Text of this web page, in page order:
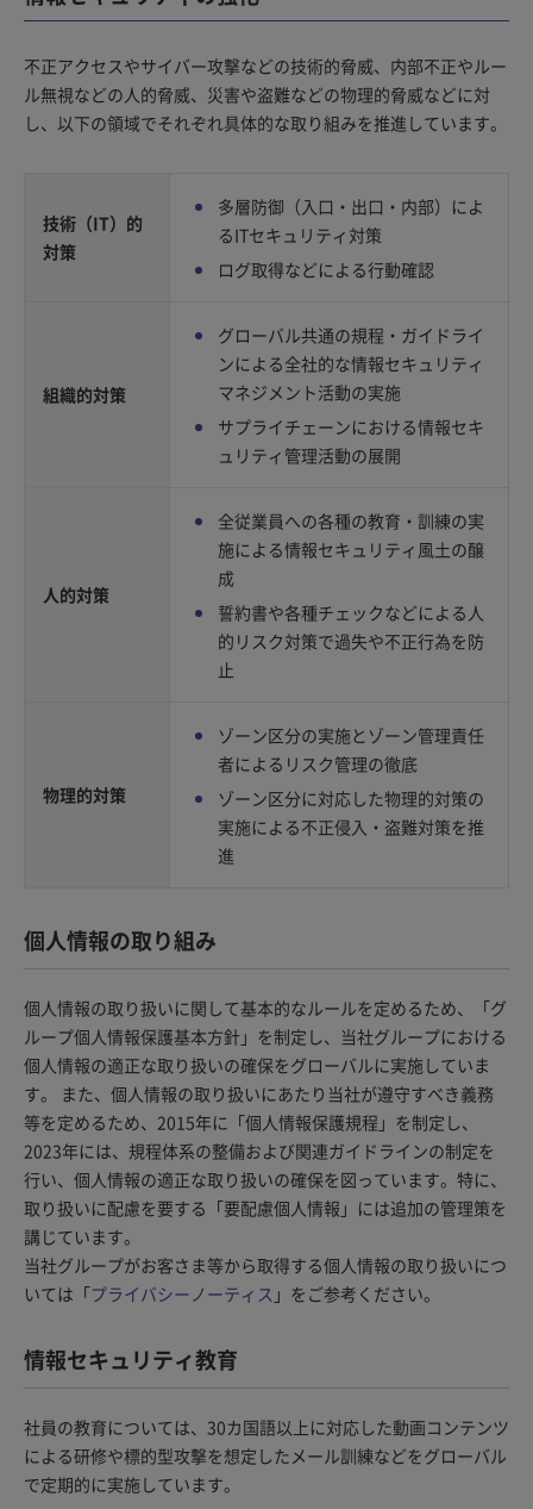
不正アクセスやサイバー攻撃などの技術的脅威、内部不正やルー
ル無視などの人的脅威、災害や盗難などの物理的脅威などに対
し、以下の領域でそれぞれ具体的な取り組みを推進しています。
技術（IT）的
対策
多層防御（入口・出口・内部）によ
るITセキュリティ対策
ログ取得などによる行動確認
組織的対策
グローバル共通の規程・ガイドライ
ンによる全社的な情報セキュリティ
マネジメント活動の実施
サプライチェーンにおける情報セキ
ュリティ管理活動の展開
人的対策
全従業員への各種の教育・訓練の実
施による情報セキュリティ風土の醸
成
誓約書や各種チェックなどによる人
的リスク対策で過失や不正行為を防
止
物理的対策
ゾーン区分の実施とゾーン管理責任
者によるリスク管理の徹底
ゾーン区分に対応した物理的対策の
実施による不正侵入・盗難対策を推
進
個人情報の取り組み
個人情報の取り扱いに関して基本的なルールを定めるため、「グ
ループ個人情報保護基本方針」を制定し、当社グループにおける
個人情報の適正な取り扱いの確保をグローバルに実施していま
す。 また、個人情報の取り扱いにあたり当社が遵守すべき義務
等を定めるため、2015年に「個人情報保護規程」を制定し、
2023年には、規程体系の整備および関連ガイドラインの制定を
行い、個人情報の適正な取り扱いの確保を図っています。特に、
取り扱いに配慮を要する「要配慮個人情報」には追加の管理策を
講じています。
当社グループがお客さま等から取得する個人情報の取り扱いにつ
いては「プライバシーノーティス 」をご参考ください。
情報セキュリティ教育
社員の教育については、30カ国語以上に対応した動画コンテンツ
による研修や標的型攻撃を想定したメール訓練などをグローバル
で定期的に実施しています。